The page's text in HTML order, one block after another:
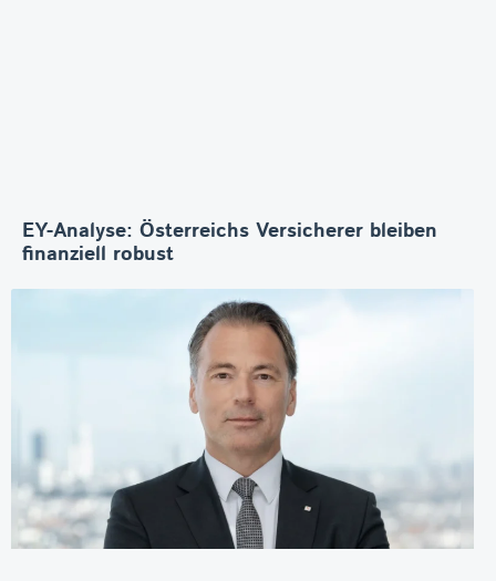
EY-Analyse: Österreichs Versicherer bleiben
finanziell robust